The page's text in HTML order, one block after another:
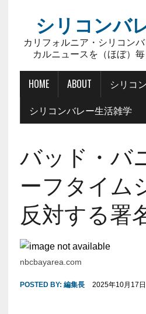
シリコンバ
カリフォルニア・シリコン
カルニュースを（ほぼ）毎
HOME ABOUT
シリコ
シリコンバレー生活雑学
バッド・バ
ーフタイム
反対する署
nbcbayarea.com
POSTED BY: 編集長 2025年10月17日